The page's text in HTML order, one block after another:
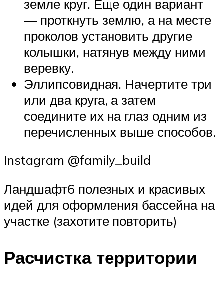
земле круг. Еще один вариант
— проткнуть землю, а на месте
проколов установить другие
колышки, натянув между ними
веревку.
Эллипсовидная. Начертите три
или два круга, а затем
соедините их на глаз одним из
перечисленных выше способов.
Instagram @family_build
Ландшафт6 полезных и красивых
идей для оформления бассейна на
участке (захотите повторить)
Расчистка территории